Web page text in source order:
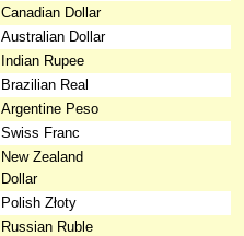
Canadian Dollar
Australian Dollar
Indian Rupee
Brazilian Real
Argentine Peso
Swiss Franc
New Zealand
Dollar
Polish Złoty
Russian Ruble